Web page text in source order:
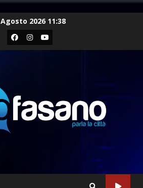
2026 11:38
Facebook
Instagram
Youtube